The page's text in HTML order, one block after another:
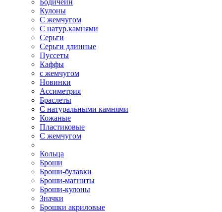
Бодичейн
Кулоны
С жемчугом
С натур.камнями
Серьги
Серьги длинные
Пуссеты
Каффы
с жемчугом
Новинки
Ассиметрия
Браслеты
С натуральными камнями
Кожаные
Пластиковые
С жемчугом
Кольца
Броши
Броши-булавки
Броши-магниты
Броши-кулоны
Значки
Брошки акриловые